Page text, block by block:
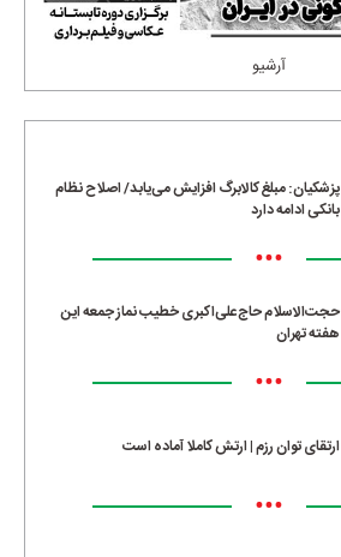
آرشیو
پزشکیان: مبلغ کالابرگ افزایش می‌یابد/ اصلاح نظام
بانکی ادامه دارد
•••
حجت‌الاسلام حاج‌علی‌اکبری خطیب نماز جمعه این
هفته تهران
•••
ارتقای توان رزم | ارتش کاملا آماده است
•••